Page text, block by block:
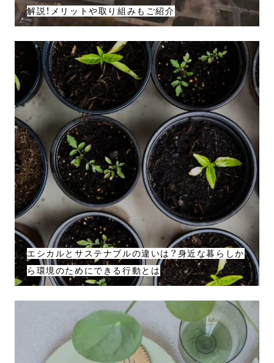
解説！メリットや取り組みもご紹介
エシカルとサステナブルの違いは？身近な暮らしか
ら環境のためにできる行動とは